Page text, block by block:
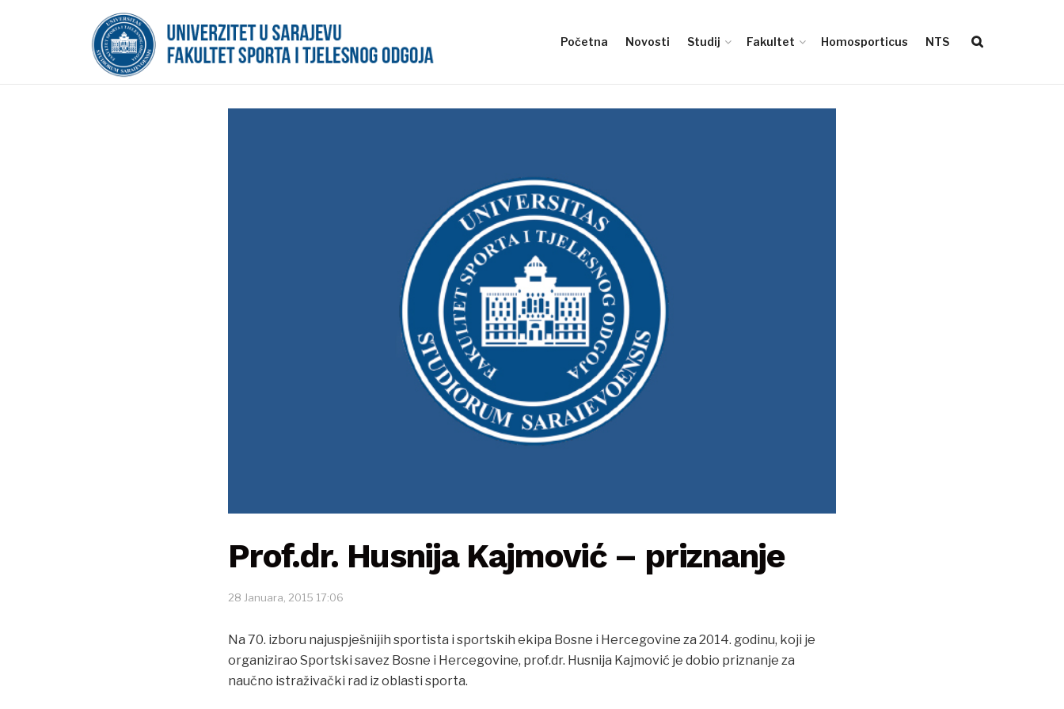
Početna Novosti Studij Fakultet Homosporticus NTS
Prof.dr. Husnija Kajmović – priznanje
28 Januara, 2015 17:06
Na 70. izboru najuspješnijih sportista i sportskih ekipa Bosne i Hercegovine za 2014. godinu, koji je
organizirao Sportski savez Bosne i Hercegovine, prof.dr. Husnija Kajmović je dobio priznanje za
naučno istraživački rad iz oblasti sporta.